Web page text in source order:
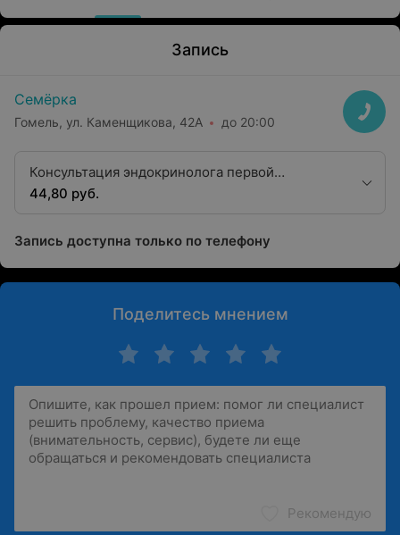
Запись
Семёрка
Гомель, ул. Каменщикова, 42А до 20:00
Консультация эндокринолога первой
квалификационной категории
44,80 руб.
Запись доступна только по телефону
Поделитесь мнением
Рекомендую